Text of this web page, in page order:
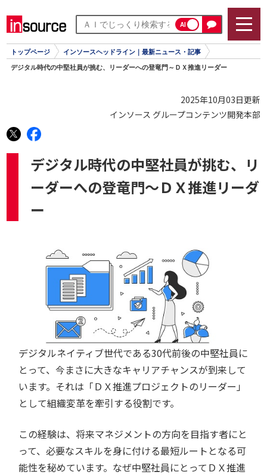
AI
トップページ インソースヘッドライン｜最新ニュース・記事
デジタル時代の中堅社員が挑む、リーダーへの登竜門～ＤＸ推進リーダー
2025年10月03日更新
インソース グループコンテンツ開発本部
デジタル時代の中堅社員が挑む、リ
ーダーへの登竜門～ＤＸ推進リーダ
ー
デジタルネイティブ世代である30代前後の中堅社員に
とって、今まさに大きなキャリアチャンスが到来して
います。それは「ＤＸ推進プロジェクトのリーダー」
として組織変革を牽引する役割です。
この経験は、将来マネジメントの方向を目指す者にと
って、必要なスキルを身に付ける最短ルートとなる可
能性を秘めています。なぜ中堅社員にとってＤＸ推進